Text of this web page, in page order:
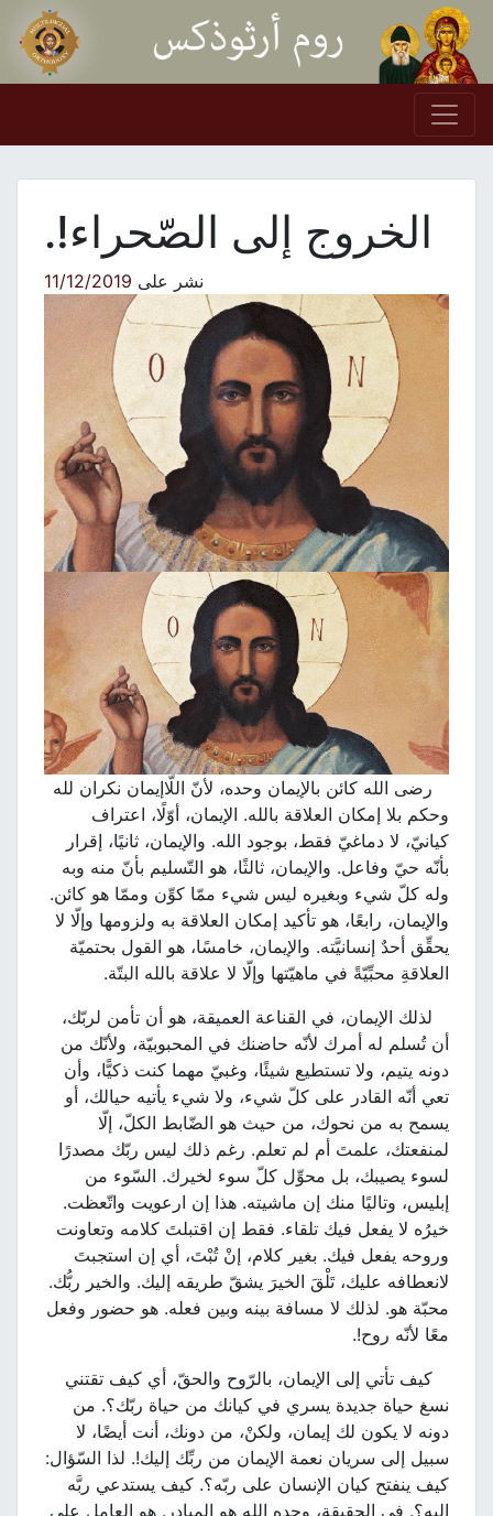
Skip to content
Main Navigation
الخروج إلى الصّحراء!.
نشر على11/12/2019
رضى الله كائن بالإيمان وحده، لأنّ اللّاإيمان نكران لله
وحكم بلا إمكان العلاقة بالله. الإيمان، أوّلًا، اعتراف
كيانيّ، لا دماغيّ فقط، بوجود الله. والإيمان، ثانيًا، إقرار
بأنّه حيّ وفاعل. والإيمان، ثالثًا، هو التّسليم بأنّ منه وبه
وله كلّ شيء وبغيره ليس شيء ممّا كوِّن وممّا هو كائن.
والإيمان، رابعًا، هو تأكيد إمكان العلاقة به ولزومها وإلّا لا
يحقِّق أحدٌ إنسانيَّته. والإيمان، خامسًا، هو القول بحتميّة
العلاقةِ محبِّيّةً في ماهيّتها وإلّا لا علاقة بالله البتّة.
لذلك الإيمان، في القناعة العميقة، هو أن تأمن لربّك،
أن تُسلم له أمرك لأنّه حاضنك في المحبوبيّة، ولأنّك من
دونه يتيم، ولا تستطيع شيئًا، وغبيّ مهما كنت ذكيًّا، وأن
تعي أنّه القادر على كلّ شيء، ولا شيء يأتيه حيالك، أو
يسمح به من نحوك، من حيث هو الضّابط الكلّ، إلّا
لمنفعتك، علمتَ أم لم تعلم. رغم ذلك ليس ربّك مصدرًا
لسوء يصيبك، بل محوِّل كلّ سوء لخيرك. السّوء من
إبليس، وتاليًا منك إن ماشيته. هذا إن ارعويت واتّعظت.
خيرُه لا يفعل فيك تلقاء. فقط إن اقتبلتَ كلامه وتعاونت
وروحه يفعل فيك. بغير كلام، إنْ تُبْتَ، أي إن استجبتَ
لانعطافه عليك، تَلْقَ الخيرَ يشقّ طريقه إليك. والخير ربُّك.
محبّة هو. لذلك لا مسافة بينه وبين فعله. هو حضور وفعل
معًا لأنّه روح!.
كيف تأتي إلى الإيمان، بالرّوح والحقّ، أي كيف تقتني
نسغ حياة جديدة يسري في كيانك من حياة ربّك؟. من
دونه لا يكون لك إيمان، ولكنْ، من دونك، أنت أيضًا، لا
سبيل إلى سريان نعمة الإيمان من ربِّك إليك!. لذا السّؤال:
كيف ينفتح كيان الإنسان على ربّه؟. كيف يستدعي ربَّه
إليه؟. في الحقيقة، وحده الله هو المبادر. هو العامل على